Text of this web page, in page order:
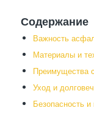
Содержание
Важность
Материалы и
Преимущества
Уход и
Безопасность